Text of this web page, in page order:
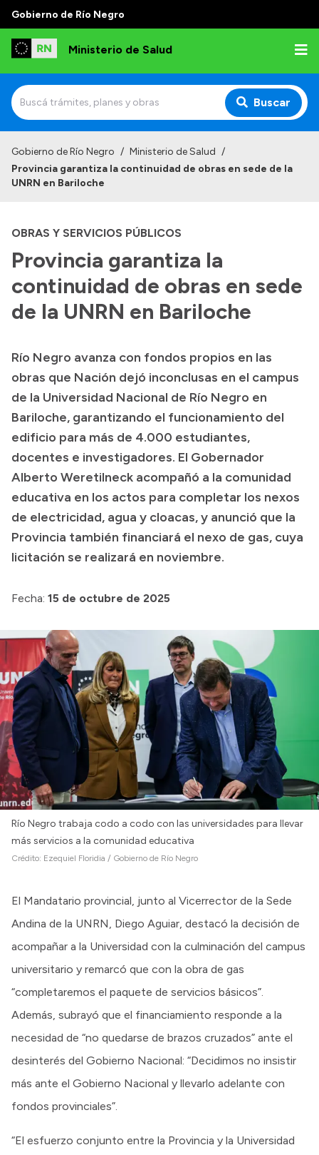
Gobierno de Río Negro
Ministerio de Salud
Buscar
Institucional
Autoridades
Consejos locales
Transparencia
Boletín Oficial
Compras y licitaciones
Consulta de expedientes
Consulta de pago a proveedores
Convocatorias
Intranet
Gobierno de Río Negro / Ministerio de Salud /
Provincia garantiza la continuidad de obras en sede de la
UNRN en Bariloche
OBRAS Y SERVICIOS PÚBLICOS
Provincia garantiza la
continuidad de obras en sede
de la UNRN en Bariloche
Río Negro avanza con fondos propios en las
obras que Nación dejó inconclusas en el campus
de la Universidad Nacional de Río Negro en
Bariloche, garantizando el funcionamiento del
edificio para más de 4.000 estudiantes,
docentes e investigadores. El Gobernador
Alberto Weretilneck acompañó a la comunidad
educativa en los actos para completar los nexos
de electricidad, agua y cloacas, y anunció que la
Provincia también financiará el nexo de gas, cuya
licitación se realizará en noviembre.
Fecha: 15 de octubre de 2025
Río Negro trabaja codo a codo con las universidades para llevar
más servicios a la comunidad educativa
Crédito: Ezequiel Floridia / Gobierno de Río Negro
El Mandatario provincial, junto al Vicerrector de la Sede
Andina de la UNRN, Diego Aguiar, destacó la decisión de
acompañar a la Universidad con la culminación del campus
universitario y remarcó que con la obra de gas
“completaremos el paquete de servicios básicos”.
Además, subrayó que el financiamiento responde a la
necesidad de “no quedarse de brazos cruzados” ante el
desinterés del Gobierno Nacional: “Decidimos no insistir
más ante el Gobierno Nacional y llevarlo adelante con
fondos provinciales”.
“El esfuerzo conjunto entre la Provincia y la Universidad